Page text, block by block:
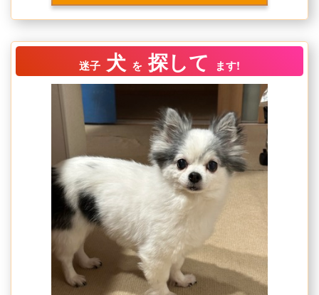
迷子 犬 を 探して ます!